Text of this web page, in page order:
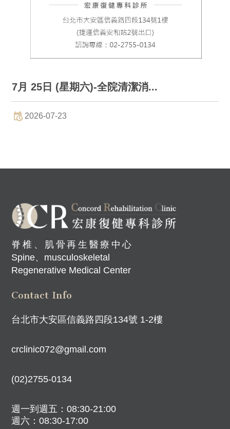
7月 25日 (星期六)-全院清潔消...
2026-07-23
脊椎、肌骨再生醫療中心
Spine、musculoskeletal
Regenerative Medical Center
Contact Info
台北市大安區信義路四段134號 1-2樓
crclinic072@gmail.com
(02)2755-0134
週一到週五：08:30-21:00
週六：08:30-17:00